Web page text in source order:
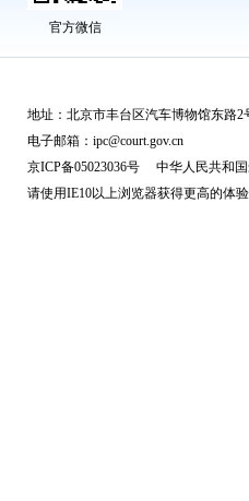
官方微信
地址：北京市丰台区汽车博物馆东
电子邮箱：ipc@court.gov.cn
京ICP备05023036号 中华人民共和
请使用IE10以上浏览器获得更高的体验